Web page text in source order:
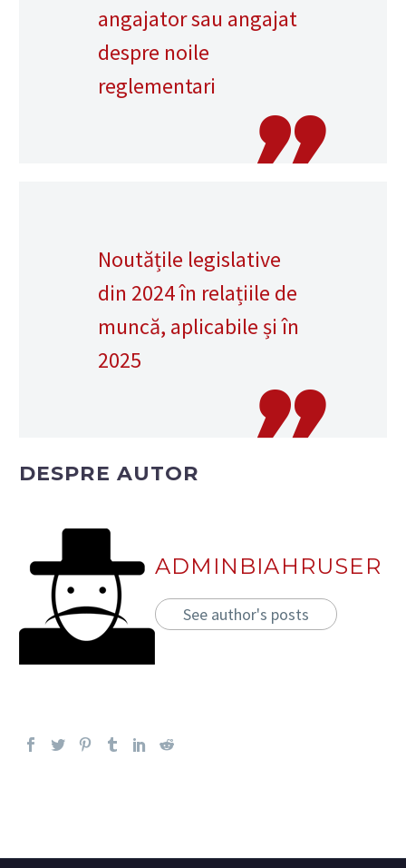
angajator sau angajat
despre noile
reglementari
Noutățile legislative
din 2024 în relațiile de
muncă, aplicabile și în
2025
DESPRE AUTOR
ADMINBIAHRUSER
See author's posts